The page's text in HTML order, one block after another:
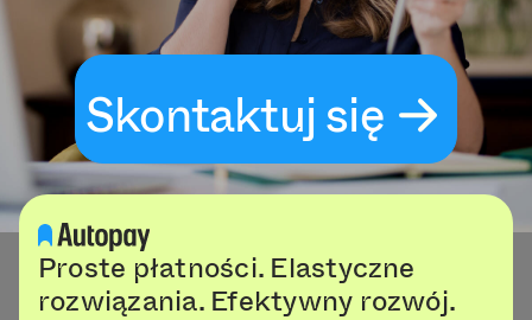
Skontaktuj się
Proste płatności. Elastyczne
rozwiązania. Efektywny rozwój.